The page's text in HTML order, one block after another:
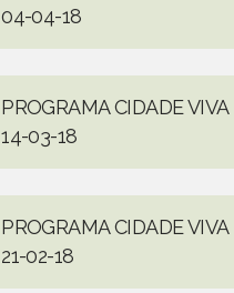
04-04-18
PROGRAMA CIDADE VIVA
14-03-18
PROGRAMA CIDADE VIVA
21-02-18